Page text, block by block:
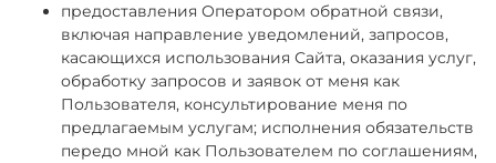
предоставления Оператором обратной связи,
включая направление уведомлений, запросов,
касающихся использования Сайта, оказания услуг,
обработку запросов и заявок от меня как
Пользователя, консультирование меня по
предлагаемым услугам; исполнения обязательств
передо мной как Пользователем по соглашениям,